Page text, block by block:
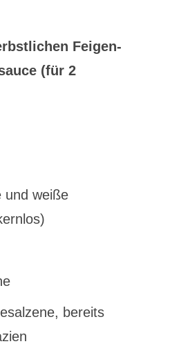
Feigen-
(für 2
und weiße
bereits